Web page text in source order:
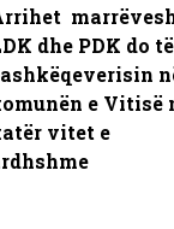
dhe PDK do të
e Vitisë
vitet e